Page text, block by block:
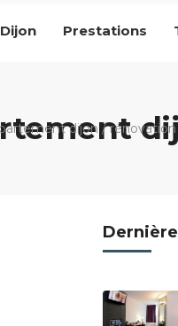
Prestations
dijon /